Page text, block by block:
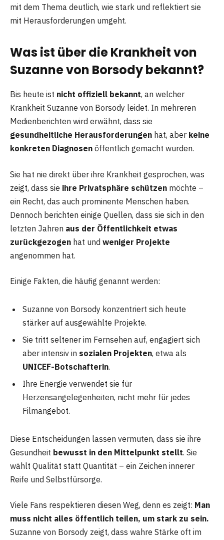
mit dem Thema deutlich, wie stark und reflektiert sie
mit Herausforderungen umgeht.
Was ist über die Krankheit von
Suzanne von Borsody bekannt?
Bis heute ist nicht offiziell bekannt, an welcher
Krankheit Suzanne von Borsody leidet. In mehreren
Medienberichten wird erwähnt, dass sie
gesundheitliche Herausforderungen hat, aber keine
konkreten Diagnosen öffentlich gemacht wurden.
Sie hat nie direkt über ihre Krankheit gesprochen, was
zeigt, dass sie ihre Privatsphäre schützen möchte –
ein Recht, das auch prominente Menschen haben.
Dennoch berichten einige Quellen, dass sie sich in den
letzten Jahren aus der Öffentlichkeit etwas
zurückgezogen hat und weniger Projekte
angenommen hat.
Einige Fakten, die häufig genannt werden:
Suzanne von Borsody konzentriert sich heute
stärker auf ausgewählte Projekte.
Sie tritt seltener im Fernsehen auf, engagiert sich
aber intensiv in sozialen Projekten, etwa als
UNICEF-Botschafterin.
Ihre Energie verwendet sie für
Herzensangelegenheiten, nicht mehr für jedes
Filmangebot.
Diese Entscheidungen lassen vermuten, dass sie ihre
Gesundheit bewusst in den Mittelpunkt stellt. Sie
wählt Qualität statt Quantität – ein Zeichen innerer
Reife und Selbstfürsorge.
Viele Fans respektieren diesen Weg, denn es zeigt: Man
muss nicht alles öffentlich teilen, um stark zu sein.
Suzanne von Borsody zeigt, dass wahre Stärke oft im